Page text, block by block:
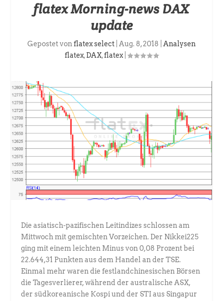
flatex Morning-news DAX
update
Gepostet vonflatex select Aug. 8, 2018
Analysen
flatex,DAX,flatex
Die asiatisch-pazifischen Leitindizes schlossen am
Mittwoch mit gemischten Vorzeichen. Der Nikkei225
ging mit einem leichten Minus von 0,08 Prozent bei
22.644,31 Punkten aus dem Handel an der TSE.
Einmal mehr waren die festlandchinesischen Börsen
die Tagesverlierer, während der australische ASX,
der südkoreanische Kospi und der STI aus Singapur